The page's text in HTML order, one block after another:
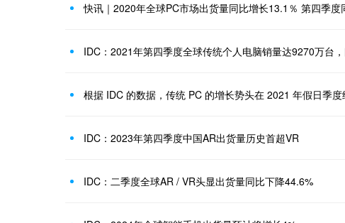
快讯｜2020年全球PC市场出货量同比增长13.1％ 第四季度
IDC：2021年第四季度全球传统个人电脑销量达9270万台
根据 IDC 的数据，传统 PC 的增长势头在 2021 年假日季
IDC：2023年第四季度中国AR出货量历史首超VR
IDC：二季度全球AR / VR头显出货量同比下降44.6%